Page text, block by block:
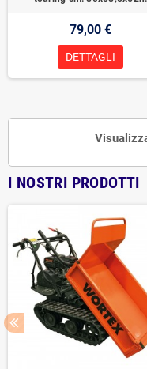
79,00 €
DETTAGLI
I NOSTRI PRODOTTI